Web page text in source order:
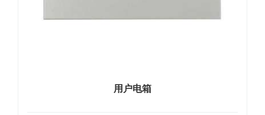
用户电箱